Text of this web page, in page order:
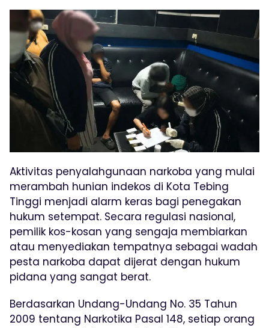
Aktivitas penyalahgunaan narkoba yang mulai
merambah hunian indekos di Kota Tebing
Tinggi menjadi alarm keras bagi penegakan
hukum setempat. Secara regulasi nasional,
pemilik kos-kosan yang sengaja membiarkan
atau menyediakan tempatnya sebagai wadah
pesta narkoba dapat dijerat dengan hukum
pidana yang sangat berat.
Berdasarkan Undang-Undang No. 35 Tahun
2009 tentang Narkotika Pasal 148, setiap orang